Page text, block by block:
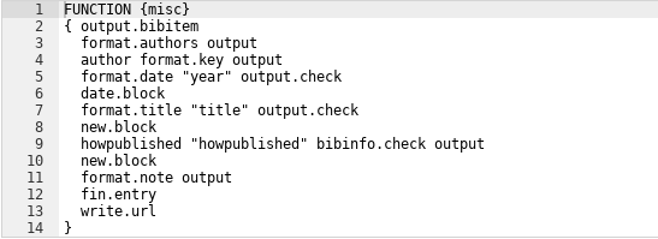
1
2
3
4
5
6
7
8
9
10
11
12
13
14
FUNCTION {misc}
{ output.bibitem
  format.authors output
  author format.key output
  format.date "year" output.check
  date.block
  format.title "title" output.check
  new.block
  howpublished "howpublished" bibinfo.check output
  new.block
  format.note output
  fin.entry
  write.url
}